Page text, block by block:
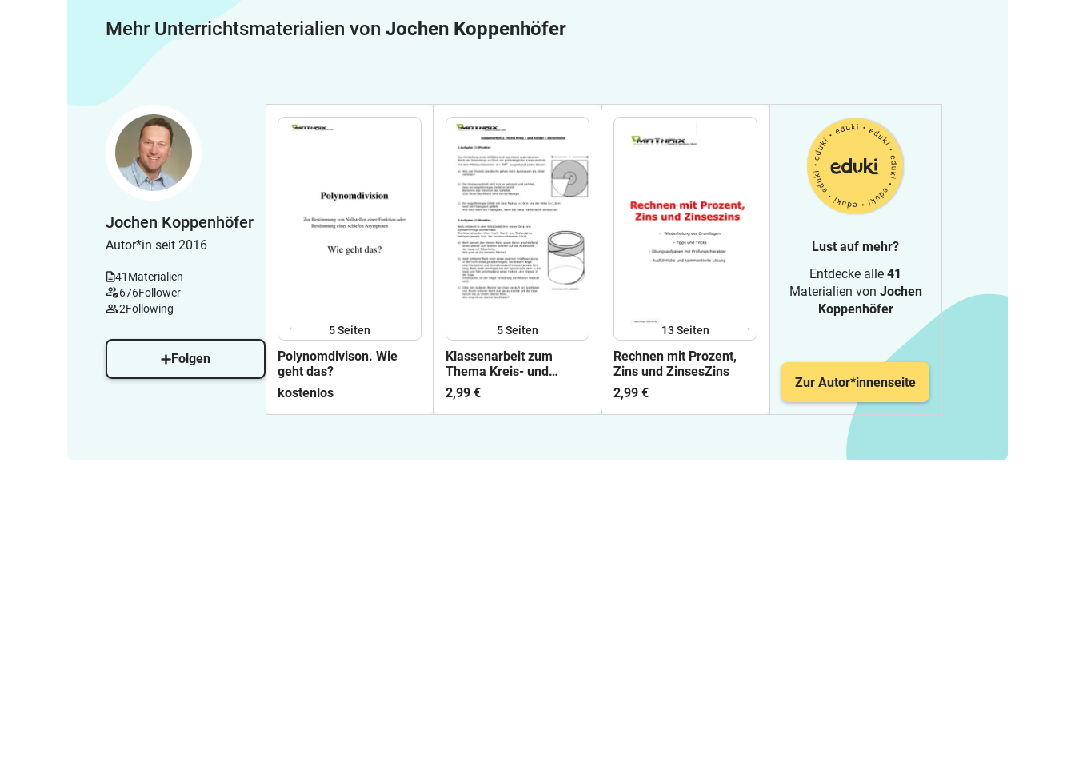
Mehr Unterrichtsmaterialien von Jochen Koppenhöfer
Jochen Koppenhöfer
Autor*in seit 2016
41 Materialien
676Follower
2Following
Folgen
5Seiten
Polynomdivison. Wie
geht das?
kostenlos
5Seiten
Klassenarbeit zum
Thema Kreis- und
Körperberechnung
2,99 €
13 Seiten
Rechnen mit Prozent,
Zins und ZinsesZins
2,99 €
Lust auf mehr?
Entdecke alle 41
Materialien von Jochen
Koppenhöfer
Zur Autor*innenseite